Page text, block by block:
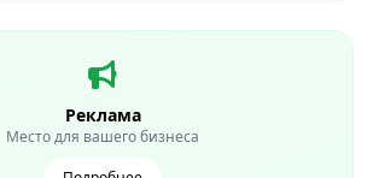
Реклама
Место для вашего бизнеса